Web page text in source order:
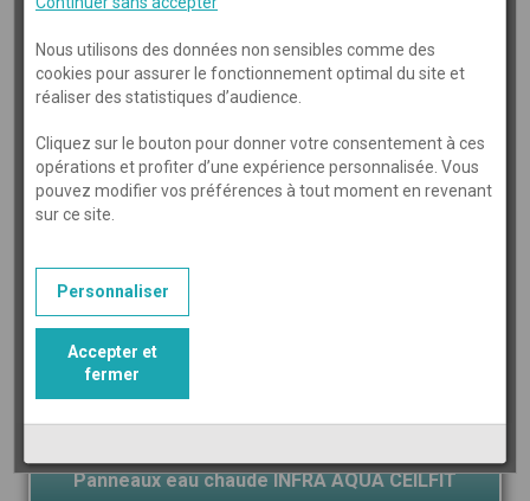
Panneaux eau chaude INFRA AQUA ECO
Panneaux eau chaude INFRA AQUA CEILFIT
Nous utilisons des données non sensibles comme des
cookies pour assurer le fonctionnement optimal du site et
réaliser des statistiques d’audience.
Cliquez sur le bouton pour donner votre consentement à ces
opérations et profiter d’une expérience personnalisée. Vous
pouvez modifier vos préférences à tout moment en revenant
sur ce site.
Personnaliser
Accepter et
fermer